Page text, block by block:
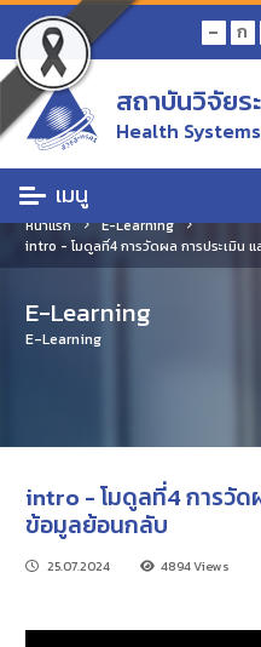
- ก
สถาบันวิจัย
Health
เมนู
หน้าแรก
E-Learning
intro - โมดูลที่4 การวัดผล การประเมิน
E-Learning
E-Learning
intro - โมดูลที่4 การวัด
ข้อมูลย้อนกลับ
25.07.2024 4894 Views